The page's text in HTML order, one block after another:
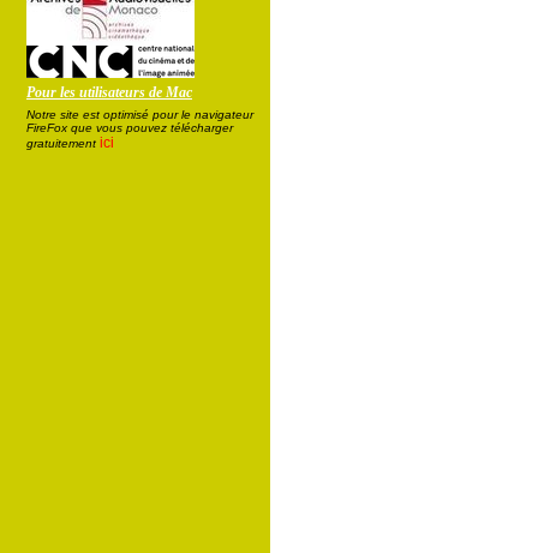
Pour les utilisateurs de Mac
Notre site est optimisé pour le navigateur
FireFox que vous pouvez télécharger
gratuitement ici